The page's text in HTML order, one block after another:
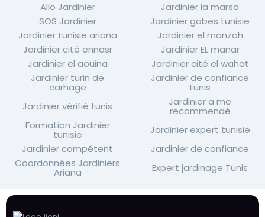
Allo Jardinier
Jardinier la marsa
SOS Jardinier
Jardinier gabes tunisie
Jardinier tunisie ariana
Jardinier el manzah
Jardinier cité ennasr
Jardinier EL manar
Jardinier el aouina
Jardinier cité el wahat
Jardinier turin de
carhage
Jardinier de confiance
tunis
Jardinier vérifié tunis
Jardinier a me
recommendé
Formation Jardinier
tunisie
Jardinier expert tunisie
Jardinier compétent
Jardinier de confiance
Coordonnées Jardiniers
Ariana Expert jardinage Tunis